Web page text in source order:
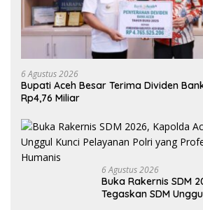
6 Agustus 2026
Bupati Aceh Besar Terima Dividen
Rp4,76 Miliar
6 Agustus 2026
Buka Rakernis SDM
Tegaskan SDM